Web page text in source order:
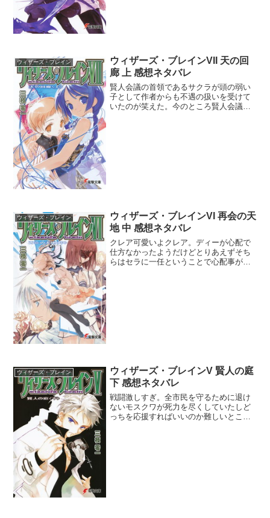
ウィザーズ・ブレイン
ウィザーズ・ブレインVII 天の回
廊 上 感想ネタバレ
賢人会議の首領であるサクラが頭の弱い
子として作者からも不遇の扱いを受けて
いたのが笑えた。今のところ賢人会議っ
ウィザーズ・ブレイン
ウィザーズ・ブレインVI 再会の天
地 中 感想ネタバレ
クレア可愛いよクレア。ディーが心配で
仕方なかったようだけどとりあえずそち
らはセラに一任ということで心配事が一
ウィザーズ・ブレイン
ウィザーズ・ブレインV 賢人の庭
下 感想ネタバレ
戦闘激しすぎ。全市民を守るために退け
ないモスクワが死力を尽くしていたしど
っちを応援すればいいのか難しいところ